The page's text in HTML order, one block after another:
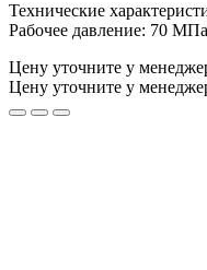
Технические
Рабочее давление: 70
Цену уточните у
Цену уточните у